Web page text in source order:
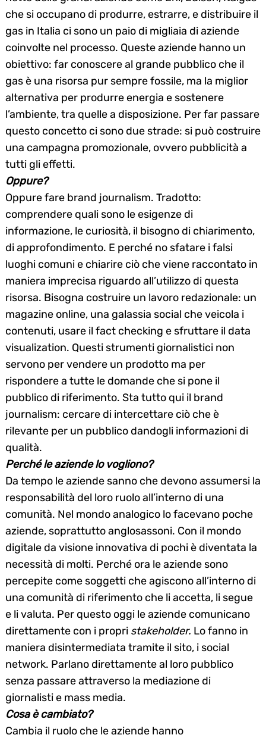
che si occupano di produrre, estrarre, e distribuire il
gas in Italia ci sono un paio di migliaia di aziende
coinvolte nel processo. Queste aziende hanno un
obiettivo: far conoscere al grande pubblico che il
gas è una risorsa pur sempre fossile, ma la miglior
alternativa per produrre energia e sostenere
l’ambiente, tra quelle a disposizione. Per far passare
questo concetto ci sono due strade: si può costruire
una campagna promozionale, ovvero pubblicità a
tutti gli effetti.
Oppure?
Oppure fare brand journalism. Tradotto:
comprendere quali sono le esigenze di
informazione, le curiosità, il bisogno di chiarimento,
di approfondimento. E perché no sfatare i falsi
luoghi comuni e chiarire ciò che viene raccontato in
maniera imprecisa riguardo all’utilizzo di questa
risorsa. Bisogna costruire un lavoro redazionale: un
magazine online, una galassia social che veicola i
contenuti, usare il fact checking e sfruttare il data
visualization. Questi strumenti giornalistici non
servono per vendere un prodotto ma per
rispondere a tutte le domande che si pone il
pubblico di riferimento. Sta tutto qui il brand
journalism: cercare di intercettare ciò che è
rilevante per un pubblico dandogli informazioni di
qualità.
Perché le aziende lo vogliono?
Da tempo le aziende sanno che devono assumersi la
responsabilità del loro ruolo all’interno di una
comunità. Nel mondo analogico lo facevano poche
aziende, soprattutto anglosassoni. Con il mondo
digitale da visione innovativa di pochi è diventata la
necessità di molti. Perché ora le aziende sono
percepite come soggetti che agiscono all’interno di
una comunità di riferimento che li accetta, li segue
e li valuta. Per questo oggi le aziende comunicano
direttamente con i propri stakeholder. Lo fanno in
maniera disintermediata tramite il sito, i social
network. Parlano direttamente al loro pubblico
senza passare attraverso la mediazione di
giornalisti e mass media.
Cosa è cambiato?
Cambia il ruolo che le aziende hanno